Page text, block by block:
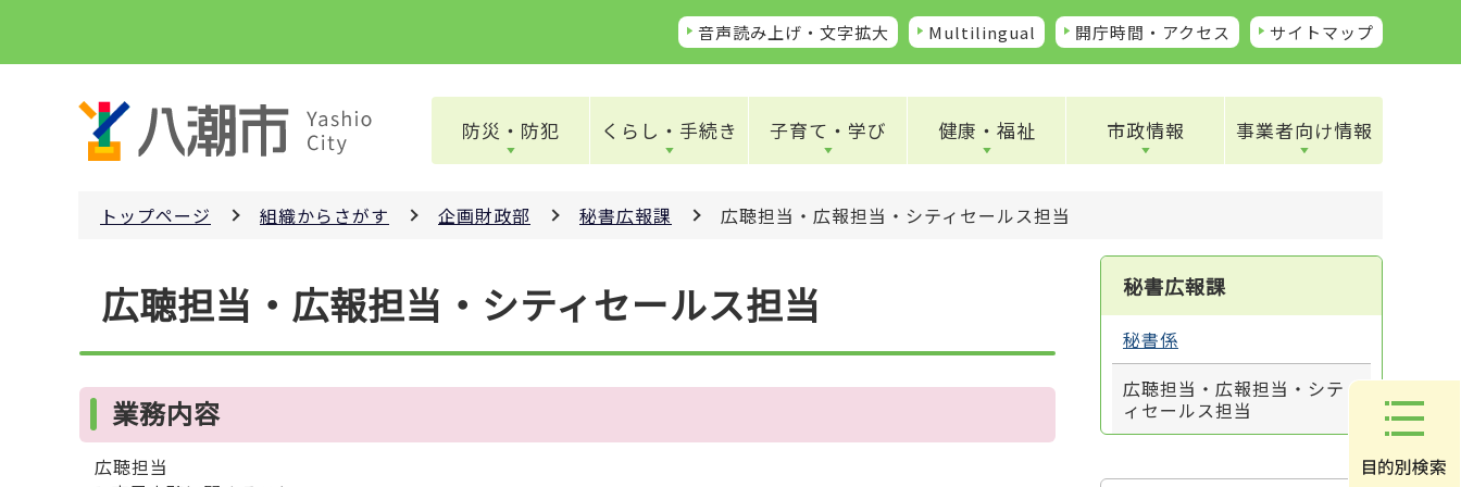
ペ
音声読み上げ・文字拡大 Multilingual 開庁時間・アクセス サイトマップ
防災・防犯 くらし・手続き 子育て・学び 健康・福祉 市政情報 事業者向け情報
トップページ 組織からさがす 企画財政部 秘書広報課 広聴担当・広報担当・シティセールス担当
広聴担当・広報担当・シティセールス担当
業務内容
広聴担当
秘書広報課
秘書係
広聴担当・広報担当・シテ
ィセールス担当